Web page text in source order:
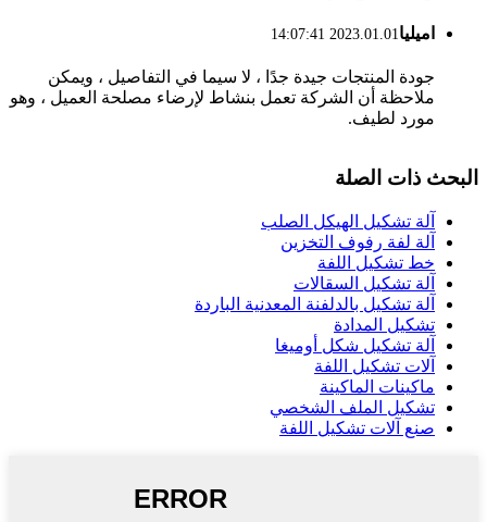
اميليا 2023.01.01 14:07:41
جودة المنتجات جيدة جدًا ، لا سيما في التفاصيل ، ويمكن
ملاحظة أن الشركة تعمل بنشاط لإرضاء مصلحة العميل ، وهو
مورد لطيف.
البحث ذات الصلة
آلة تشكيل الهيكل الصلب
آلة لفة رفوف التخزين
خط تشكيل اللفة
آلة تشكيل السقالات
آلة تشكيل بالدلفنة المعدنية الباردة
تشكيل المدادة
آلة تشكيل شكل أوميغا
آلات تشكيل اللفة
ماكينات الماكينة
تشكيل الملف الشخصي
صنع آلات تشكيل اللفة